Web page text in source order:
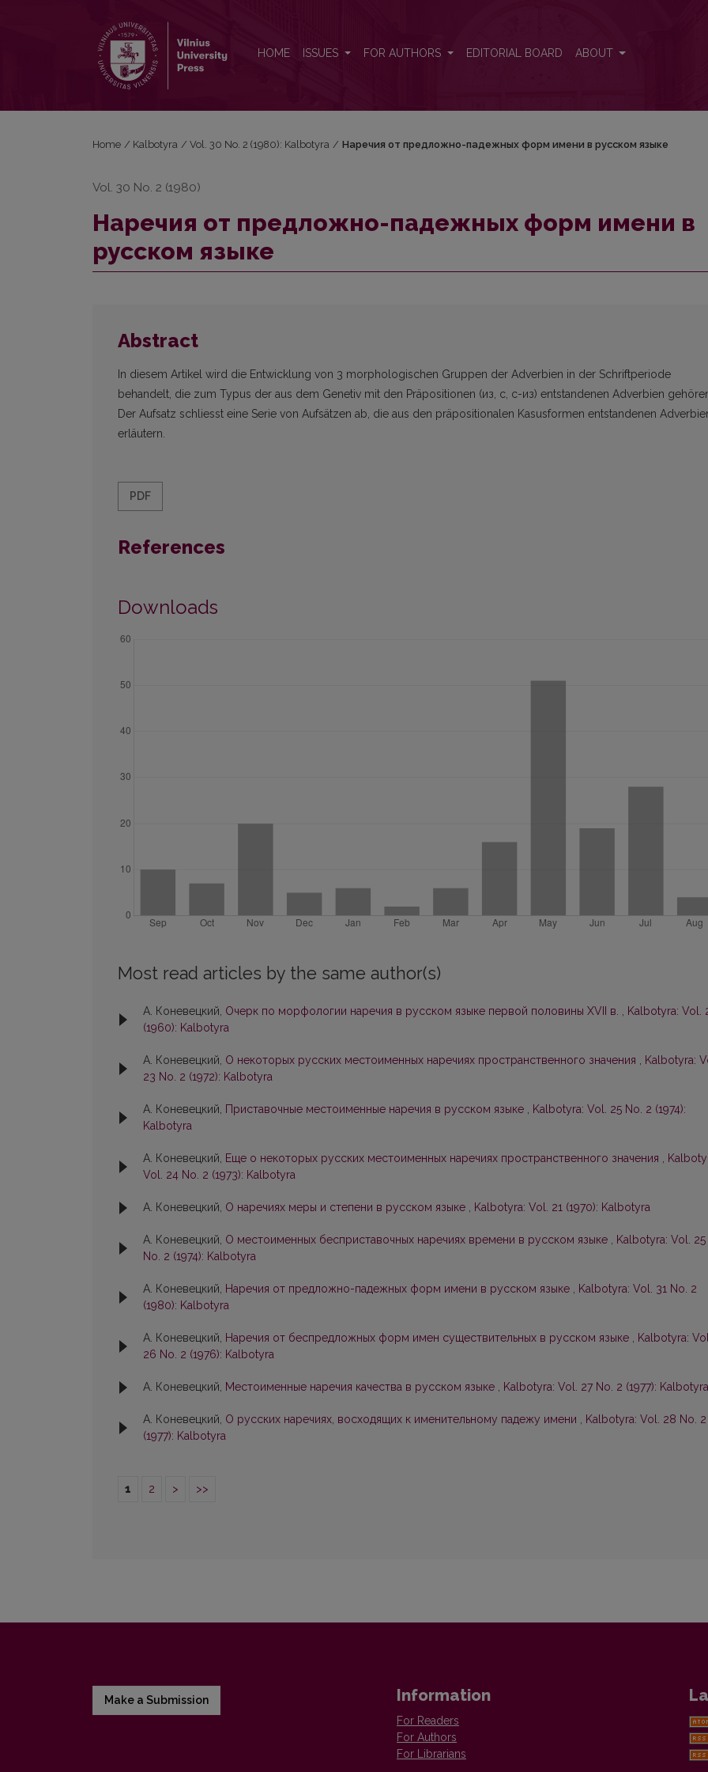
HOME ISSUES FOR AUTHORS EDITORIAL BOARD ABOUT
Home / Kalbotyra / Vol. 30 No. 2 (1980): Kalbotyra / Наречия от предложно-падежных форм имени в русском языке
Vol. 30 No. 2 (1980)
Наречия от предложно-падежных форм имени в
русском языке
Abstract
In diesem Artikel wird die Entwicklung von 3 morphologischen Gruppen der Adverbien in der Schriftperiode
behandelt, die zum Typus der aus dem Genetiv mit den Präpositionen (из, c, c-из) entstandenen Adverbien
Der Aufsatz schliesst eine Serie von Aufsätzen ab, die aus den präpositionalen Kasusformen entstandenen
erläutern.
PDF
References
Downloads
Most read articles by the same author(s)
А. Коневецкий, Очерк по морфологии наречия в русском языке первой половины XVII в. , Kalbotyra: Vol.
(1960): Kalbotyra
А. Коневецкий, О некоторых русских местоименных наречиях пространственного значения , Kalbotyra:
23 No. 2 (1972): Kalbotyra
А. Коневецкий, Приставочные местоименные наречия в русском языке , Kalbotyra: Vol. 25 No. 2 (1974):
Kalbotyra
А. Коневецкий, Еще о некоторых русских местоименных наречиях пространственного значения ,
Vol. 24 No. 2 (1973): Kalbotyra
А. Коневецкий, О наречиях меры и степени в русском языке , Kalbotyra: Vol. 21 (1970): Kalbotyra
А. Коневецкий, О местоименных бесприставочных наречиях времени в русском языке , Kalbotyra: Vol. 25
No. 2 (1974): Kalbotyra
А. Коневецкий, Наречия от предложно-падежных форм имени в русском языке , Kalbotyra: Vol. 31 No. 2
(1980): Kalbotyra
А. Коневецкий, Наречия от беспредложных форм имен существительных в русском языке , Kalbotyra:
26 No. 2 (1976): Kalbotyra
А. Коневецкий, Местоименные наречия качества в русском языке , Kalbotyra: Vol. 27 No. 2 (1977): Kalbotyra
А. Коневецкий, О русских наречиях, восходящих к именительному падежу имени , Kalbotyra: Vol. 28 No. 2
(1977): Kalbotyra
1 2 > >>
Make a Submission Information
For Readers
For Authors
For Librarians